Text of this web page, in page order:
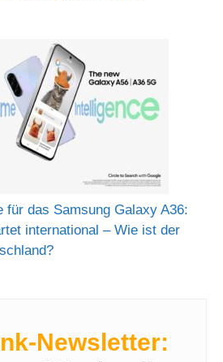
für das Samsung Galaxy A36:
international – Wie ist der
Newsletter: